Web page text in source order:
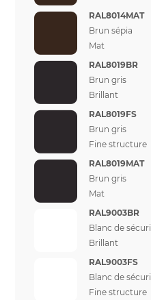
RAL8014MAT
Brun sépia
Mat
RAL8019BR
Brun gris
Brillant
RAL8019FS
Brun gris
Fine structure
RAL8019MAT
Brun gris
Mat
RAL9003BR
Blanc de
Brillant
RAL9003FS
Blanc de
Fine structure